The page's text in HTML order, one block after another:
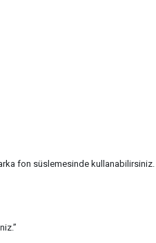
fon süslemesinde